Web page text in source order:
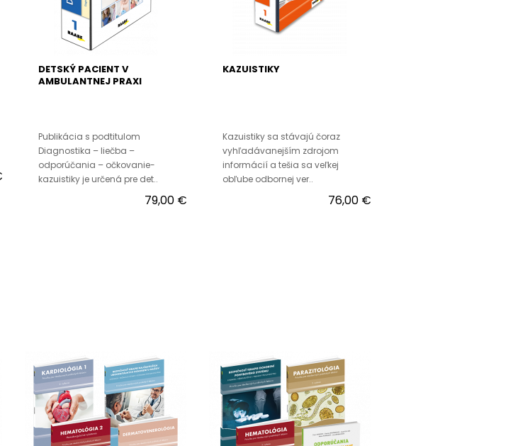
DETSKÝ PACIENT V
AMBULANTNEJ PRAXI
Publikácia s podtitulom
Diagnostika – liečba –
odporúčania – očkovanie-
kazuistiky je určená pre det..
79,00 €
KAZUISTIKY
Kazuistiky sa stávajú čoraz
vyhľadávanejším zdrojom
informácií a tešia sa veľkej
obľube odbornej ver..
76,00 €